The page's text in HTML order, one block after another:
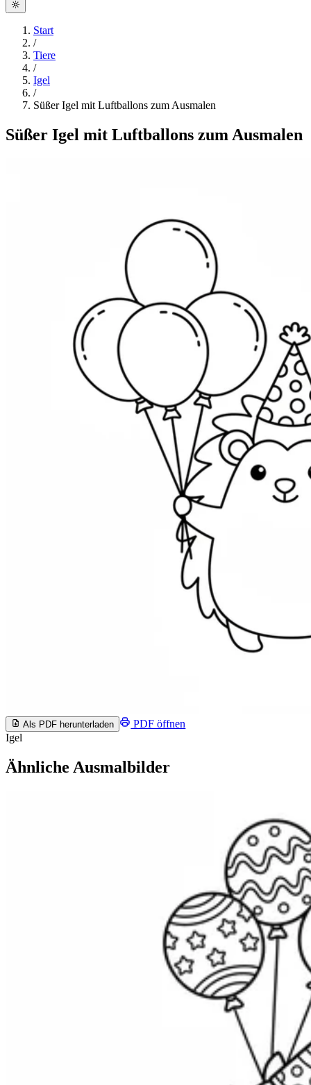
Start
/
Tiere
/
Igel
/
Süßer Igel mit Luftballons zum Ausmalen
Süßer Igel mit Luftballons zum Ausmalen
Als PDF herunterladen
PDF öffnen
Igel
Ähnliche Ausmalbilder